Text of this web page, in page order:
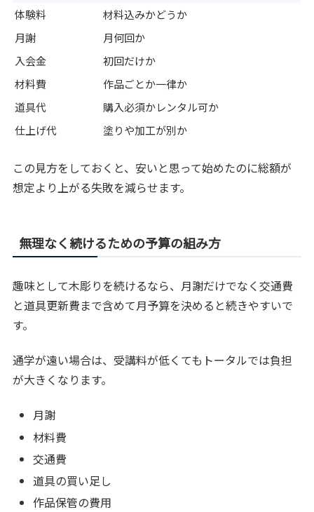
体験料
材料込みかどうか
月謝
月何回か
入会金
初回だけか
材料費
作品ごとか一律か
道具代
購入必須かレンタル可か
仕上げ代
塗りや加工が別か
この見方をしておくと、安いと思って始めたのに総額が
想定より上がる失敗を減らせます。
無理なく続けるための予算の組み方
趣味として木彫りを続けるなら、月謝だけでなく交通費
と道具更新費まで含めて月予算を決めると続きやすいで
す。
通学が遠い場合は、受講料が低くてもトータルでは負担
が大きくなります。
月謝
材料費
交通費
道具の買い足し
作品保管の費用